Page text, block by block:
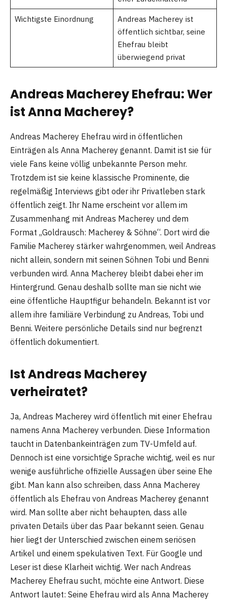
Wichtigste Einordnung
Andreas Macherey ist
öffentlich sichtbar, seine
Ehefrau bleibt
überwiegend privat
Andreas Macherey Ehefrau: Wer
ist Anna Macherey?
Andreas Macherey Ehefrau wird in öffentlichen
Einträgen als Anna Macherey genannt. Damit ist sie für
viele Fans keine völlig unbekannte Person mehr.
Trotzdem ist sie keine klassische Prominente, die
regelmäßig Interviews gibt oder ihr Privatleben stark
öffentlich zeigt. Ihr Name erscheint vor allem im
Zusammenhang mit Andreas Macherey und dem
Format „Goldrausch: Macherey & Söhne“. Dort wird die
Familie Macherey stärker wahrgenommen, weil Andreas
nicht allein, sondern mit seinen Söhnen Tobi und Benni
verbunden wird. Anna Macherey bleibt dabei eher im
Hintergrund. Genau deshalb sollte man sie nicht wie
eine öffentliche Hauptfigur behandeln. Bekannt ist vor
allem ihre familiäre Verbindung zu Andreas, Tobi und
Benni. Weitere persönliche Details sind nur begrenzt
öffentlich dokumentiert.
Ist Andreas Macherey
verheiratet?
Ja, Andreas Macherey wird öffentlich mit einer Ehefrau
namens Anna Macherey verbunden. Diese Information
taucht in Datenbankeinträgen zum TV-Umfeld auf.
Dennoch ist eine vorsichtige Sprache wichtig, weil es nur
wenige ausführliche offizielle Aussagen über seine Ehe
gibt. Man kann also schreiben, dass Anna Macherey
öffentlich als Ehefrau von Andreas Macherey genannt
wird. Man sollte aber nicht behaupten, dass alle
privaten Details über das Paar bekannt seien. Genau
hier liegt der Unterschied zwischen einem seriösen
Artikel und einem spekulativen Text. Für Google und
Leser ist diese Klarheit wichtig. Wer nach Andreas
Macherey Ehefrau sucht, möchte eine Antwort. Diese
Antwort lautet: Seine Ehefrau wird als Anna Macherey